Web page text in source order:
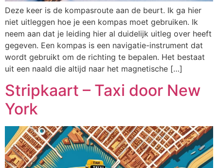
Deze keer is de kompasroute aan de beurt. Ik ga hier
niet uitleggen hoe je een kompas moet gebruiken. Ik
neem aan dat je leiding hier al duidelijk uitleg over heeft
gegeven. Een kompas is een navigatie-instrument dat
wordt gebruikt om de richting te bepalen. Het bestaat
uit een naald die altijd naar het magnetische […]
Stripkaart – Taxi door New
York